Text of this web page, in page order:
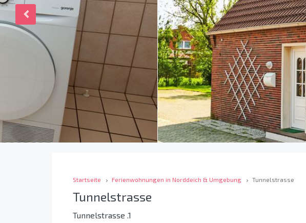
Startseite Ferienwohnungen in Norddeich & Umgebung Tunnelstrasse
Tunnelstrasse
Tunnelstrasse .1